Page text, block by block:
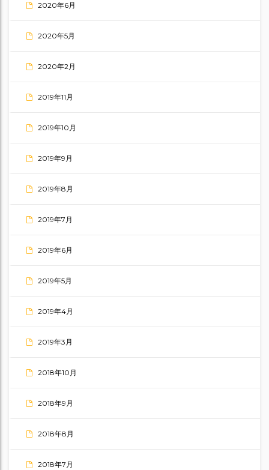
2020年6月
2020年5月
2020年2月
2019年11月
2019年10月
2019年9月
2019年8月
2019年7月
2019年6月
2019年5月
2019年4月
2019年3月
2018年10月
2018年9月
2018年8月
2018年7月